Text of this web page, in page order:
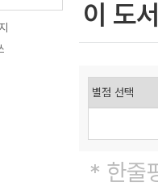
이 도
* 한줄